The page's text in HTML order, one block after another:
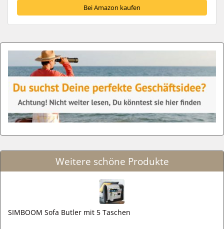
Bei Amazon kaufen
Weitere schöne Produkte
SIMBOOM Sofa Butler mit 5 Taschen